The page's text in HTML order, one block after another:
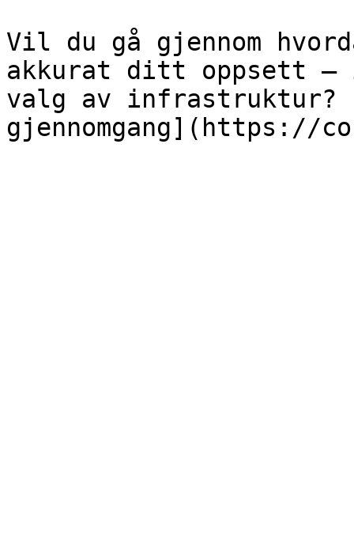
Vil du gå gjennom
akkurat ditt oppsett –
valg av infrastruktur?
gjennomgang](https://